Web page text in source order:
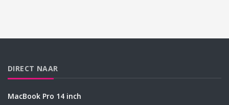
DIRECT NAAR
MacBook Pro 14 inch